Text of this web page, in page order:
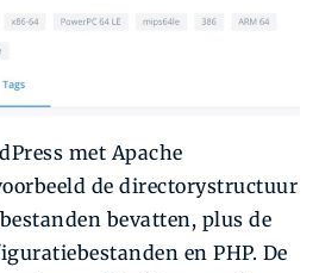
met Apache
de directorystructuur
bevatten, plus de
en PHP. De